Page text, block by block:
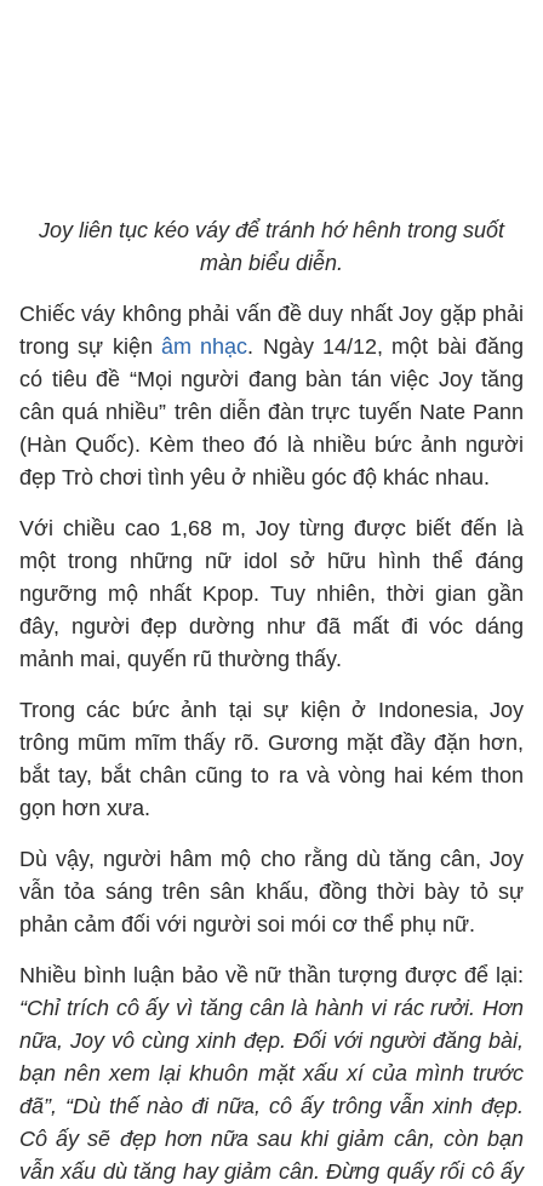
Joy liên tục kéo váy để tránh hớ hênh trong suốt
màn biểu diễn.
Chiếc váy không phải vấn đề duy nhất Joy gặp phải
trong sự kiện âm nhạc. Ngày 14/12, một bài đăng
có tiêu đề “Mọi người đang bàn tán việc Joy tăng
cân quá nhiều” trên diễn đàn trực tuyến Nate Pann
(Hàn Quốc). Kèm theo đó là nhiều bức ảnh người
đẹp Trò chơi tình yêu ở nhiều góc độ khác nhau.
Với chiều cao 1,68 m, Joy từng được biết đến là
một trong những nữ idol sở hữu hình thể đáng
ngưỡng mộ nhất Kpop. Tuy nhiên, thời gian gần
đây, người đẹp dường như đã mất đi vóc dáng
mảnh mai, quyến rũ thường thấy.
Trong các bức ảnh tại sự kiện ở Indonesia, Joy
trông mũm mĩm thấy rõ. Gương mặt đầy đặn hơn,
bắt tay, bắt chân cũng to ra và vòng hai kém thon
gọn hơn xưa.
Dù vậy, người hâm mộ cho rằng dù tăng cân, Joy
vẫn tỏa sáng trên sân khấu, đồng thời bày tỏ sự
phản cảm đối với người soi mói cơ thể phụ nữ.
Nhiều bình luận bảo về nữ thần tượng được để lại:
“Chỉ trích cô ấy vì tăng cân là hành vi rác rưởi. Hơn
nữa, Joy vô cùng xinh đẹp. Đối với người đăng bài,
bạn nên xem lại khuôn mặt xấu xí của mình trước
đã”, “Dù thế nào đi nữa, cô ấy trông vẫn xinh đẹp.
Cô ấy sẽ đẹp hơn nữa sau khi giảm cân, còn bạn
vẫn xấu dù tăng hay giảm cân. Đừng quấy rối cô ấy